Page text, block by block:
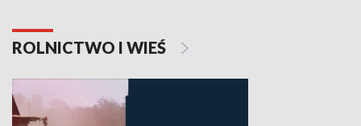
ROLNICTWO I WIEŚ